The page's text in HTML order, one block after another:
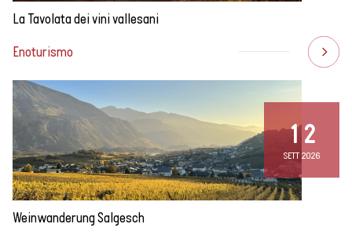
La Tavolata dei vini vallesani
Enoturismo
12
SETT 2026
Weinwanderung Salgesch